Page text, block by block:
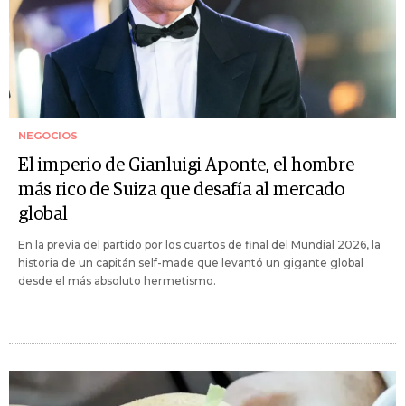
NEGOCIOS
El imperio de Gianluigi Aponte, el hombre
más rico de Suiza que desafía al mercado
global
En la previa del partido por los cuartos de final del Mundial 2026, la
historia de un capitán self-made que levantó un gigante global
desde el más absoluto hermetismo.